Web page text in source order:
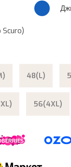
Scuro)
48(L)
56(4XL)